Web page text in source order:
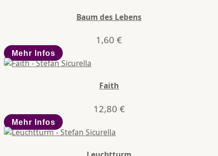
Baum des Lebens
1,60 €
Mehr Infos
Faith
12,80 €
Mehr Infos